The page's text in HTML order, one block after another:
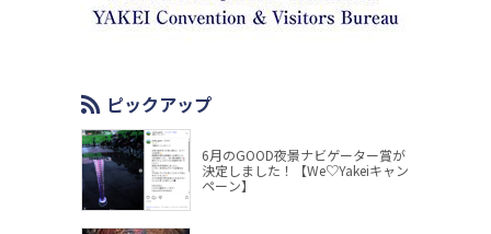
ピックアップ
6月のGOOD夜景ナビゲーター賞が
決定しました！【We♡Yakeiキャン
ペーン】